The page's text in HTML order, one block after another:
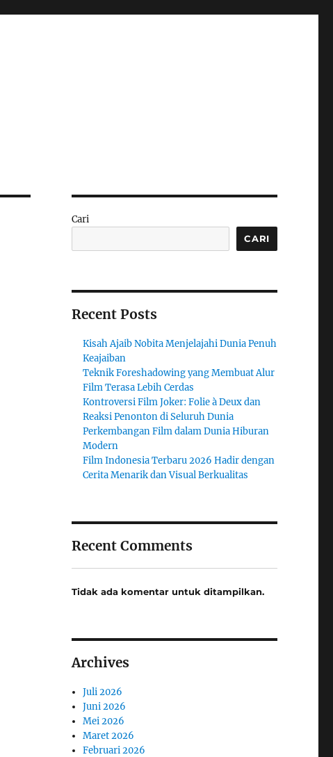
Cari
CARI
Recent Posts
Kisah Ajaib Nobita Menjelajahi Dunia Penuh
Keajaiban
Teknik Foreshadowing yang Membuat Alur
Film Terasa Lebih Cerdas
Kontroversi Film Joker: Folie à Deux dan
Reaksi Penonton di Seluruh Dunia
Perkembangan Film dalam Dunia Hiburan
Modern
Film Indonesia Terbaru 2026 Hadir dengan
Cerita Menarik dan Visual Berkualitas
Recent Comments
Tidak ada komentar untuk ditampilkan.
Archives
Juli 2026
Juni 2026
Mei 2026
Maret 2026
Februari 2026